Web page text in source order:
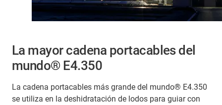
La mayor cadena portacables del
mundo® E4.350
La cadena portacables más grande del mundo® E4.350
se utiliza en la deshidratación de lodos para guiar con